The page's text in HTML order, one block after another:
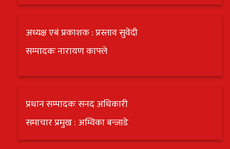
अध्यक्ष एबं प्रकाशक : प्रस्ताव सुवेदी
सम्पादकः नारायण काफ्ले
प्रधान सम्पादकः सनद अधिकारी
समाचार प्रमुख : अम्विका बन्जाडे